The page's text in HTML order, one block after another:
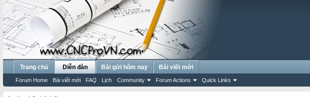
Trang chủ Diễn đàn
Forum Home Bài viết mới FAQ Lịch Community Forum Actions Quick Links
Bài gửi hôm nay Bài viết mới